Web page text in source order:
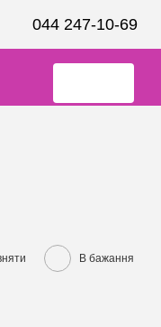
044 247-10-69
В бажання